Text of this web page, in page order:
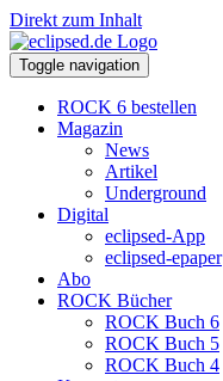
Direkt zum Inhalt
Toggle navigation
ROCK 6 bestellen
Magazin
News
Artikel
Underground
Digital
eclipsed-App
eclipsed-epaper
Abo
ROCK Bücher
ROCK Buch 6
ROCK Buch 5
ROCK Buch 4